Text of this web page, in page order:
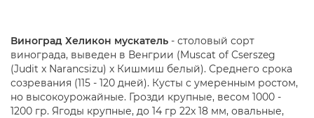
Виноград Хеликон мускатель - столовый сорт
винограда, выведен в Венгрии (Muscat of Cserszeg
(Judit x Narancsizu) x Кишмиш белый). Среднего срока
созревания (115 - 120 дней). Кусты с умеренным ростом,
но высокоурожайные. Грозди крупные, весом 1000 -
1200 гр. Ягоды крупные, до 14 гр 22x 18 мм, овальные,